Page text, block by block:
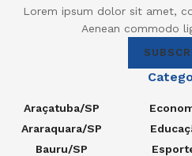
Lorem ipsum dolor sit amet,
Aenean commodo
Araçatuba/SP
Araraquara/SP
Bauru/SP